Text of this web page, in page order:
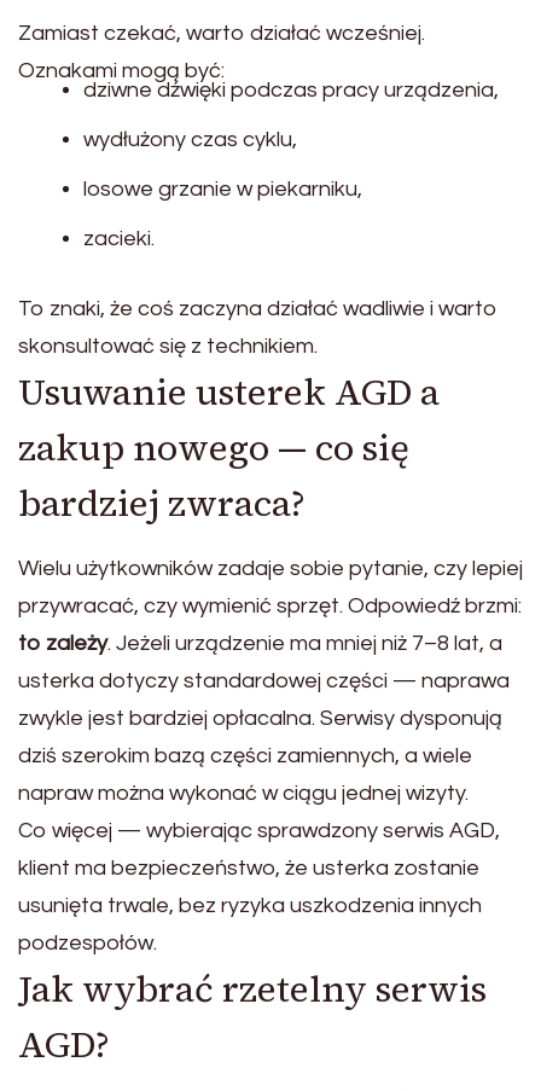
Zamiast czekać, warto działać wcześniej.
Oznakami mogą być:
dziwne dźwięki podczas pracy urządzenia,
wydłużony czas cyklu,
losowe grzanie w piekarniku,
zacieki.
To znaki, że coś zaczyna działać wadliwie i warto
skonsultować się z technikiem.
Usuwanie usterek AGD a
zakup nowego — co się
bardziej zwraca?
Wielu użytkowników zadaje sobie pytanie, czy lepiej
przywracać, czy wymienić sprzęt. Odpowiedź brzmi:
to zależy. Jeżeli urządzenie ma mniej niż 7–8 lat, a
usterka dotyczy standardowej części — naprawa
zwykle jest bardziej opłacalna. Serwisy dysponują
dziś szerokim bazą części zamiennych, a wiele
napraw można wykonać w ciągu jednej wizyty.
Co więcej — wybierając sprawdzony serwis AGD,
klient ma bezpieczeństwo, że usterka zostanie
usunięta trwale, bez ryzyka uszkodzenia innych
podzespołów.
Jak wybrać rzetelny serwis
AGD?